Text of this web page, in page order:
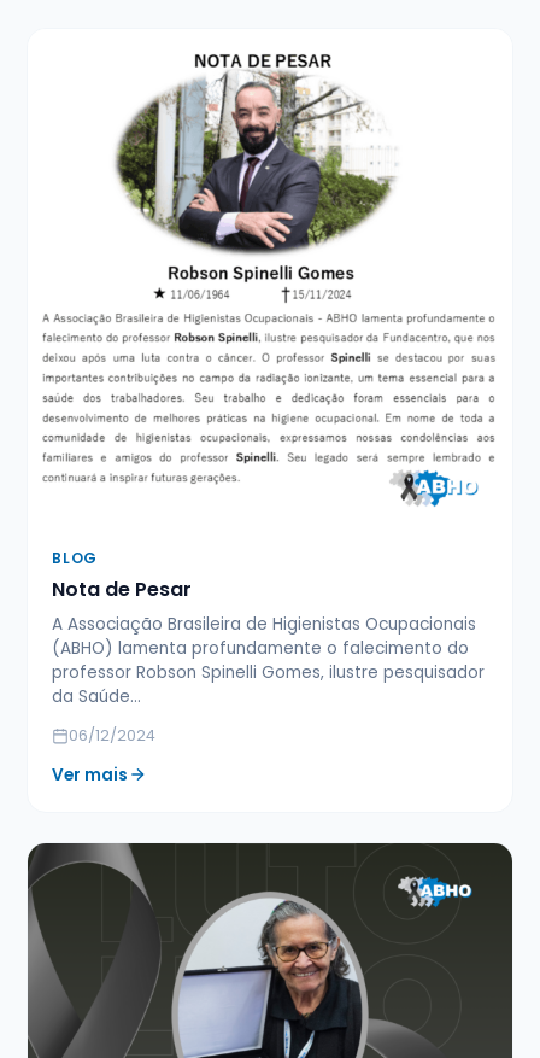
BLOG
Nota de Pesar
A Associação Brasileira de Higienistas Ocupacionais
(ABHO) lamenta profundamente o falecimento do
professor Robson Spinelli Gomes, ilustre pesquisador
da Saúde…
06/12/2024
Ver mais